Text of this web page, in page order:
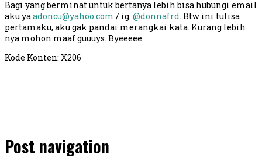
Bagi yang berminat untuk bertanya lebih bisa hubungi email
aku yaadoncu@yahoo.com / ig: @donnafrd. Btw ini tulisa
pertamaku, aku gak pandai merangkai kata. Kurang lebih
nya mohon maaf guuuys. Byeeeee
Kode Konten: X206
Post navigation